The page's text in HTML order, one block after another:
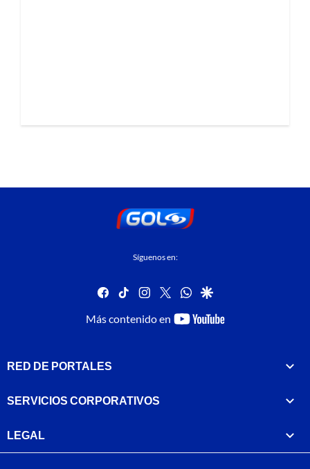
Síguenos en:
facebook
tiktok instagram
twitterwhatsapp
google
Más contenido en
youtube-
RED DE PORTALES
SERVICIOS CORPORATIVOS
LEGAL